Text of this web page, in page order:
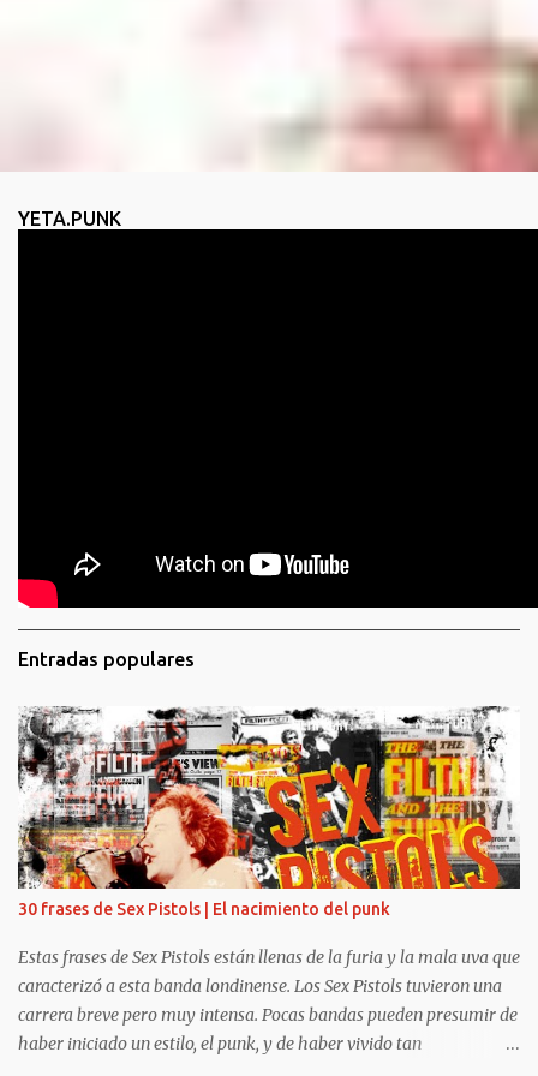
YETA.PUNK
Entradas populares
30 frases de Sex Pistols | El nacimiento del punk
Estas frases de Sex Pistols están llenas de la furia y la mala uva que
caracterizó a esta banda londinense. Los Sex Pistols tuvieron una
carrera breve pero muy intensa. Pocas bandas pueden presumir de
haber iniciado un estilo, el punk, y de haber vivido tan